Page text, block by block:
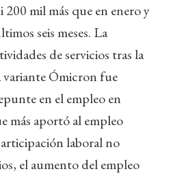
200 mil más que en enero y
seis meses. La
de servicios tras la
variante Ómicron fue
en el empleo en
más aportó al empleo
laboral no
el aumento del empleo